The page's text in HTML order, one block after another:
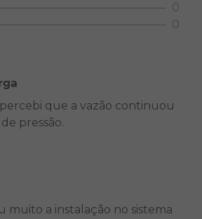
0
0
que a vazão continuou
pressão.
muito a instalação no sistema